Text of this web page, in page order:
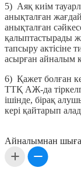
5) Аяқ киім
анықталған
анықталған
қалыптастырады
тапсыру актісіне
асырған айналым
6) Қажет болған
ТТҚ АЖ-да
ішінде, бірақ
кері қайтарып
Айналымнан